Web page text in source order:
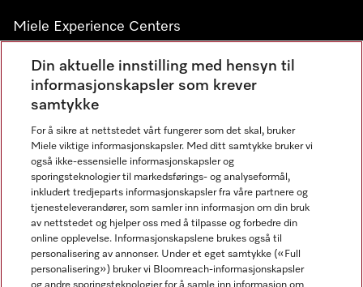
Miele Experience Centers
Miele Experience Center Nesbru
Miele Outlet Nesbru
Nyhetsbrev
Din aktuelle innstilling med hensyn til
informasjonskapsler som krever
samtykke
For å sikre at nettstedet vårt fungerer som det skal, bruker
Miele viktige informasjonskapsler. Med ditt samtykke bruker vi
også ikke-essensielle informasjonskapsler og
sporingsteknologier til markedsførings- og analyseformål,
inkludert tredjeparts informasjonskapsler fra våre partnere og
tjenesteleverandører, som samler inn informasjon om din bruk
av nettstedet og hjelper oss med å tilpasse og forbedre din
online opplevelse. Informasjonskapslene brukes også til
personalisering av annonser. Under et eget samtykke («Full
personalisering») bruker vi Bloomreach-informasjonskapsler